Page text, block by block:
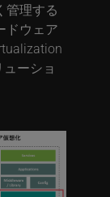
管理する
ドウェア
ーショ